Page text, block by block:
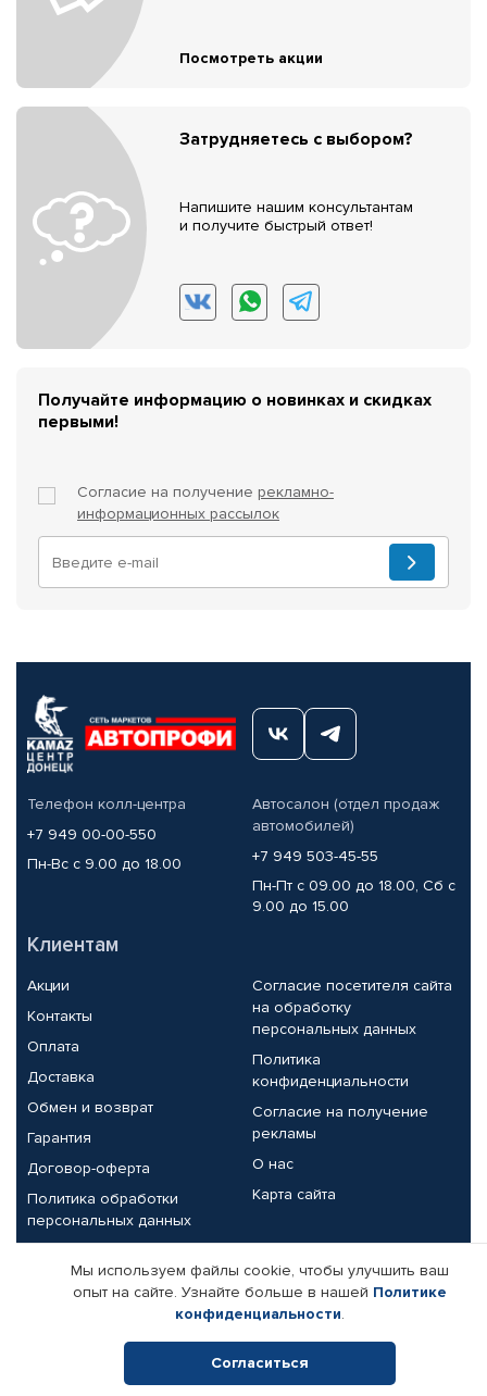
Посмотреть акции
Затрудняетесь с выбором?
Напишите нашим консультантам
и получите быстрый ответ!
Получайте информацию о новинках и скидках
первыми!
Согласие на получение рекламно-
информационных рассылок
Телефон колл-центра
+7 949 00-00-550
Пн-Вс с 9.00 до 18.00
Автосалон (отдел продаж
автомобилей)
+7 949 503-45-55
Пн-Пт с 09.00 до 18.00, Сб с
9.00 до 15.00
Клиентам
Акции
Контакты
Оплата
Доставка
Обмен и возврат
Гарантия
Договор-оферта
Политика обработки
персональных данных
Согласие посетителя сайта
на обработку
персональных данных
Политика
конфиденциальности
Согласие на получение
рекламы
О нас
Карта сайта
Партнерам
Корпоративным клиентам
Поставщикам
Реквизиты компании
Мы используем файлы cookie, чтобы улучшить ваш
опыт на сайте. Узнайте больше в нашей Политике
конфиденциальности.
Согласиться